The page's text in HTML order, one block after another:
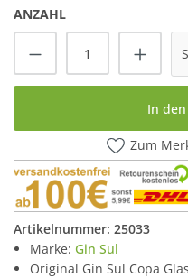
ANZAHL
Produkt Anzahl:
In
Zum
Artikelnummer: 25033
Marke: Gin Sul
Original Gin Sul Copa